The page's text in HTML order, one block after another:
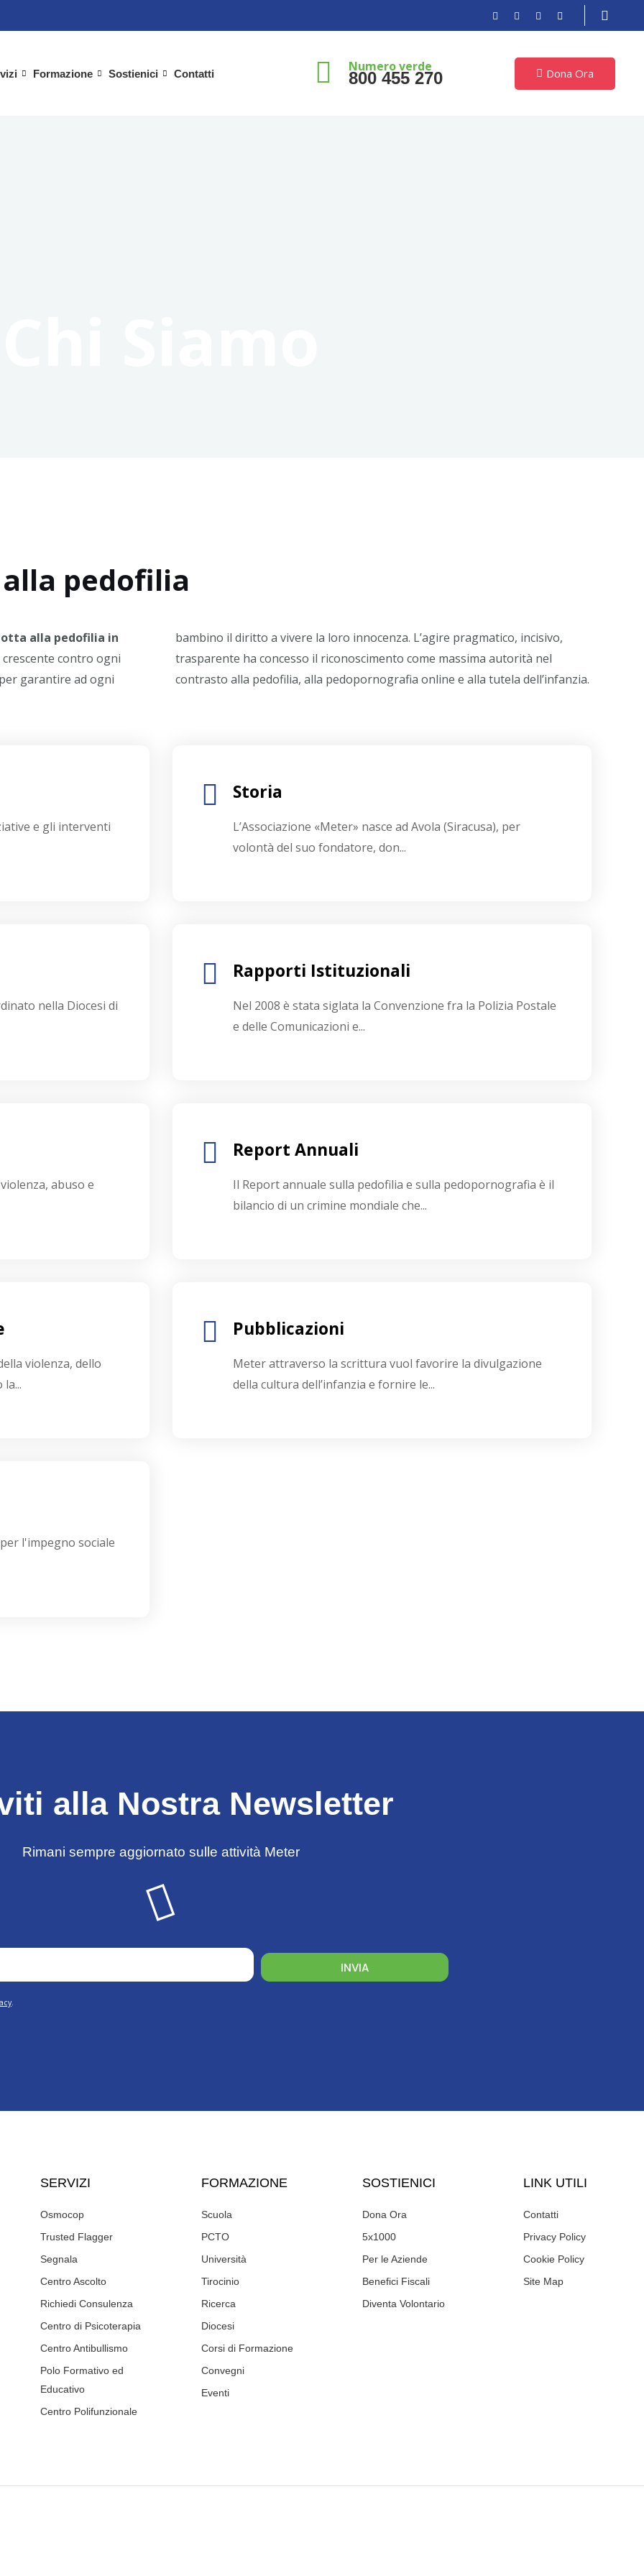
Formazione Sostienici Contatti Numero verde
800 455 270 Dona Ora
pedofilia
alla pedofilia in
contro ogni
garantire ad ogni
bambino il diritto a vivere la loro innocenza. L’agire pragmatico, incisivo,
come massima autorità nel
contrasto alla pedofilia, alla pedopornografia online e alla tutela dell’infanzia.
e gli interventi
Storia
L’Associazione «Meter» nasce ad Avola (Siracusa), per
volontà del suo fondatore, don...
nella Diocesi di
Rapporti Istituzionali
Nel 2008 è stata siglata la Convenzione fra la Polizia Postale
e delle Comunicazioni e...
abuso e
Report Annuali
Il Report annuale sulla pedofilia e sulla pedopornografia è il
bilancio di un crimine mondiale che...
violenza, dello
Pubblicazioni
Meter attraverso la scrittura vuol favorire la divulgazione
della cultura dell’infanzia e fornire le...
l'impegno sociale
alla Nostra Newsletter
Rimani sempre aggiornato sulle attività Meter
.
INVIA
SERVIZI
Osmocop
Trusted Flagger
Segnala
Centro Ascolto
Richiedi Consulenza
Centro di Psicoterapia
Centro Antibullismo
Polo Formativo ed
Educativo
Centro Polifunzionale
FORMAZIONE
Scuola
PCTO
Università
Tirocinio
Ricerca
Diocesi
Corsi di Formazione
Convegni
Eventi
SOSTIENICI
Dona Ora
5x1000
Per le Aziende
Benefici Fiscali
Diventa Volontario
LINK UTILI
Contatti
Privacy Policy
Cookie Policy
Site Map